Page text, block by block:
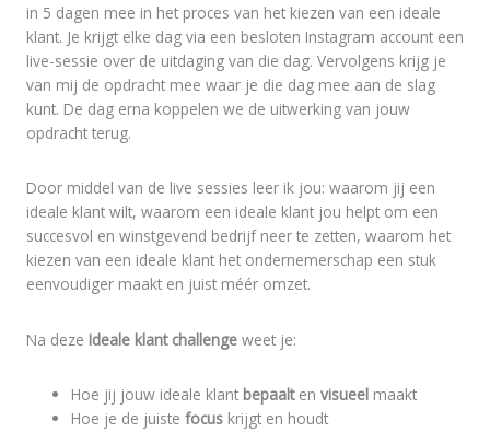
in 5 dagen mee in het proces van het kiezen van een ideale
klant. Je krijgt elke dag via een besloten Instagram account een
live-sessie over de uitdaging van die dag. Vervolgens krijg je
van mij de opdracht mee waar je die dag mee aan de slag
kunt. De dag erna koppelen we de uitwerking van jouw
opdracht terug.
Door middel van de live sessies leer ik jou: waarom jij een
ideale klant wilt, waarom een ideale klant jou helpt om een
succesvol en winstgevend bedrijf neer te zetten, waarom het
kiezen van een ideale klant het ondernemerschap een stuk
eenvoudiger maakt en juist méér omzet.
Na deze Ideale klant challenge weet je:
Hoe jij jouw ideale klant bepaaltenvisueel maakt
Hoe je de juistefocus krijgt en houdt